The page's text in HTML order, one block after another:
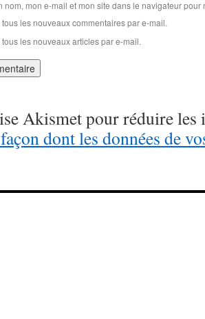
nom, mon e-mail et mon site dans le navigateur
les nouveaux commentaires par e-mail.
les nouveaux articles par e-mail.
Akismet pour réduire les
dont les données de